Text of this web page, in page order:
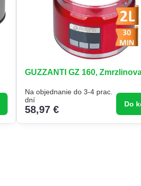
GUZZANTI GZ 160,
Na objednanie do 3-4 prac.
dní
58,97 € Do